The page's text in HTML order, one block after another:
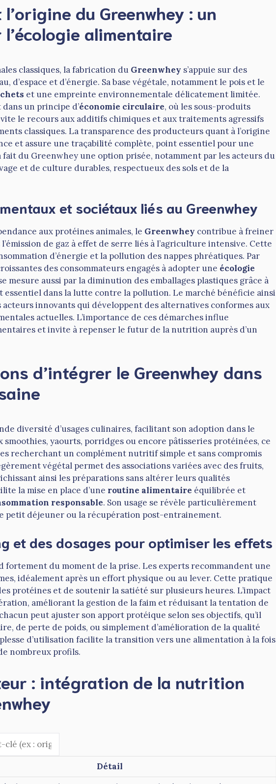
du Greenwhey : un
alimentaire
classiques, la fabrication du Greenwhey s’appuie sur des
d’espace et d’énergie. Sa base végétale, notamment le pois et le
et une empreinte environnementale délicatement limitée.
un principe d’économie circulaire, où les sous-produits
le recours aux additifs chimiques et aux traitements agressifs
classiques. La transparence des producteurs quant à l’origine
et assure une traçabilité complète, point essentiel pour une
fait du Greenwhey une option prisée, notamment par les acteurs du
et de culture durables, respectueux des sols et de la
et sociétaux liés au Greenwhey
aux protéines animales, le Greenwhey contribue à freiner
de gaz à effet de serre liés à l’agriculture intensive. Cette
d’énergie et la pollution des nappes phréatiques. Par
des consommateurs engagés à adopter une écologie
mesure aussi par la diminution des emballages plastiques grâce à
essentiel dans la lutte contre la pollution. Le marché bénéficie ainsi
acteurs innovants qui développent des alternatives conformes aux
actuelles. L’importance de ces démarches influe
et invite à repenser le futur de la nutrition auprès d’un
d’intégrer le Greenwhey dans
diversité d’usages culinaires, facilitant son adoption dans le
smoothies, yaourts, porridges ou encore pâtisseries protéinées, ce
recherchant un complément nutritif simple et sans compromis
végétal permet des associations variées avec des fruits,
ainsi les préparations sans altérer leurs qualités
la mise en place d’une routine alimentaire équilibrée et
responsable. Son usage se révèle particulièrement
petit déjeuner ou la récupération post-entrainement.
et des dosages pour optimiser les effets
fortement du moment de la prise. Les experts recommandent une
idéalement après un effort physique ou au lever. Cette pratique
protéines et de soutenir la satiété sur plusieurs heures. L’impact
améliorant la gestion de la faim et réduisant la tentation de
peut ajuster son apport protéique selon ses objectifs, qu’il
de perte de poids, ou simplement d’amélioration de la qualité
d’utilisation facilite la transition vers une alimentation à la fois
nombreux profils.
: intégration de la nutrition
Détail